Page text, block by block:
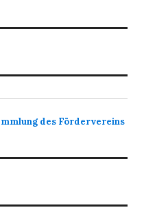
des Fördervereins